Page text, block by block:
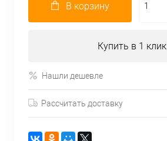
В корзину
Купить в 1 клик
Нашли дешевле
Рассчитать доставку